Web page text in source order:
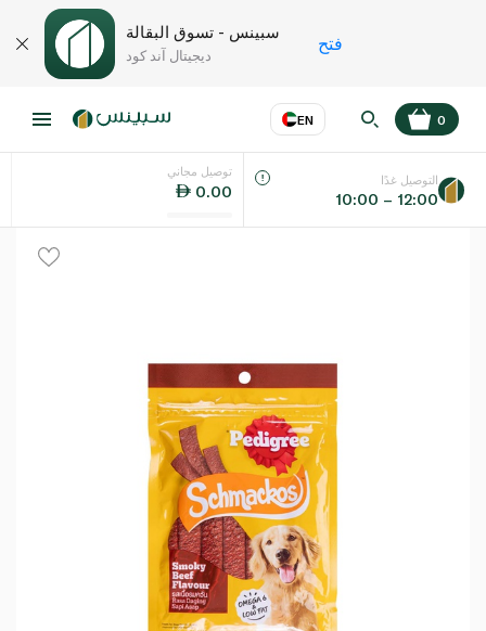
سبينس - تسوق البقالة
ديجيتال آند كود
فتح
EN
اللغة عر
0
توصيل مجاني
0.00
التوصيل غدًا
10:00 – 12:00